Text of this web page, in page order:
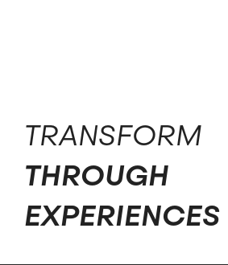
TRANSFORM
THROUGH
EXPERIENCES